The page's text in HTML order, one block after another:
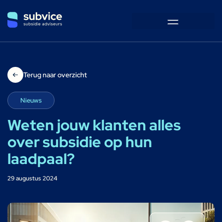
Terug naar overzicht
Nieuws
Weten jouw klanten alles
over subsidie op hun
laadpaal?
29 augustus 2024